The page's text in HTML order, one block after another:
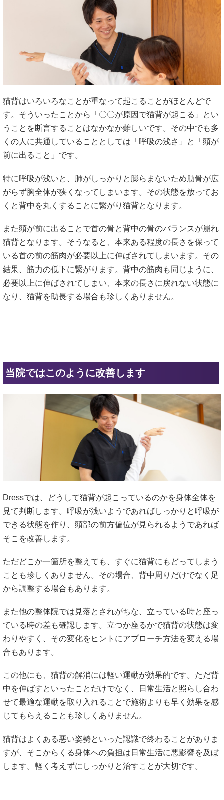
猫背はいろいろなことが重なって起こることがほとんどで
す。そういったことから「〇〇が原因で猫背が起こる」とい
うことを断言することはなかなか難しいです。その中でも多
くの人に共通していることとしては「呼吸の浅さ」と「頭が
前に出ること」です。
特に呼吸が浅いと、肺がしっかりと膨らまないため肋骨が広
がらず胸全体が狭くなってしまいます。その状態を放ってお
くと背中を丸くすることに繋がり猫背となります。
また頭が前に出ることで首の骨と背中の骨のバランスが崩れ
猫背となります。そうなると、本来ある程度の長さを保って
いる首の前の筋肉が必要以上に伸ばされてしまいます。その
結果、筋力の低下に繋がります。背中の筋肉も同じように、
必要以上に伸ばされてしまい、本来の長さに戻れない状態に
なり、猫背を助長する場合も珍しくありません。
当院ではこのように改善します
Dressでは、どうして猫背が起こっているのかを身体全体を
見て判断します。呼吸が浅いようであればしっかりと呼吸が
できる状態を作り、頭部の前方偏位が見られるようであれば
そこを改善します。
ただどこか一箇所を整えても、すぐに猫背にもどってしまう
ことも珍しくありません。その場合、背中周りだけでなく足
から調整する場合もあります。
また他の整体院では見落とされがちな、立っている時と座っ
ている時の差も確認します。立つか座るかで猫背の状態は変
わりやすく、その変化をヒントにアプローチ方法を変える場
合もあります。
この他にも、猫背の解消には軽い運動が効果的です。ただ背
中を伸ばすといったことだけでなく、日常生活と照らし合わ
せて最適な運動を取り入れることで施術よりも早く効果を感
じてもらえることも珍しくありません。
猫背はよくある悪い姿勢といった認識で終わることがありま
すが、そこからくる身体への負担は日常生活に悪影響を及ぼ
します。軽く考えずにしっかりと治すことが大切です。